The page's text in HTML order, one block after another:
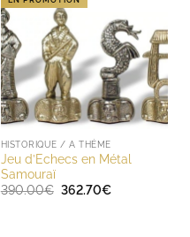
HISTORIQUE / A THÈME
Jeu d’Echecs en Métal
Samouraï
390.00€ Le
362.70€Le